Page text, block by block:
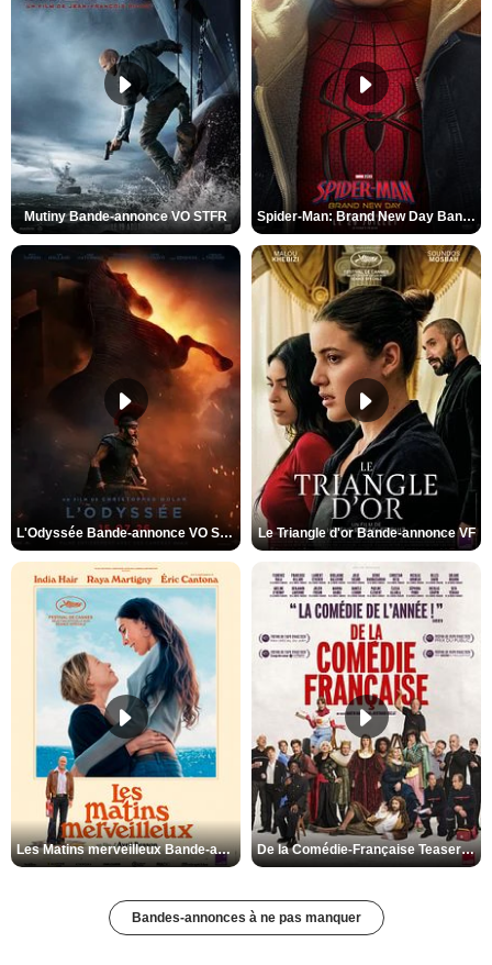
Mutiny Bande-annonce VO STFR Spider-Man: Brand New Day Bande-annonce VO STFR
L'Odyssée Bande-annonce VO STFR Le Triangle d'or Bande-annonce VF
Les Matins merveilleux Bande-annonce VF De la Comédie-Française Teaser VF
Bandes-annonces à ne pas manquer